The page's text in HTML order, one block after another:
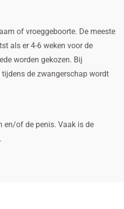
of vroeggeboorte. De meeste
als er 4-6 weken voor de
worden gekozen. Bij
de zwangerschap wordt
en/of de penis. Vaak is de